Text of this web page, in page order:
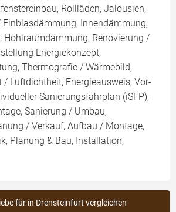
Rollläden, Jalousien,
Einblasdämmung, Innendämmung,
Hohlraumdämmung, Renovierung /
Energiekonzept,
Thermografie / Wärmebild,
/ Luftdichtheit, Energieausweis, Vor-
Sanierungsfahrplan (iSFP),
Sanierung / Umbau,
/ Verkauf, Aufbau / Montage,
Planung & Bau, Installation,
für in Drensteinfurt vergleichen